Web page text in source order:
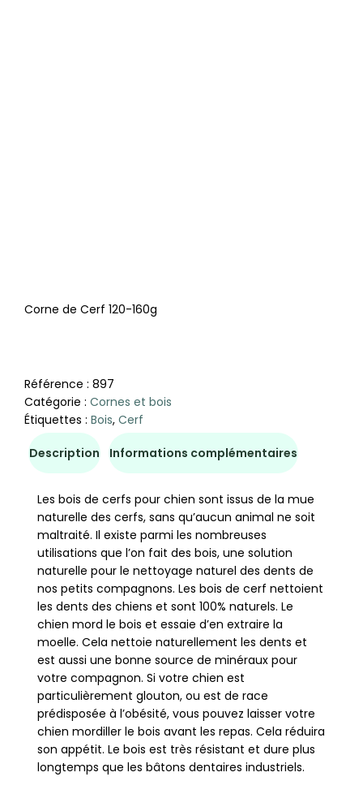
Corne de Cerf 120-160g
Référence : 897
Catégorie : Cornes et bois
Étiquettes : Bois, Cerf
Description Informations complémentaires
Les bois de cerfs pour chien sont issus de la mue
naturelle des cerfs, sans qu’aucun animal ne soit
maltraité. Il existe parmi les nombreuses
utilisations que l’on fait des bois, une solution
naturelle pour le nettoyage naturel des dents de
nos petits compagnons. Les bois de cerf nettoient
les dents des chiens et sont 100% naturels. Le
chien mord le bois et essaie d’en extraire la
moelle. Cela nettoie naturellement les dents et
est aussi une bonne source de minéraux pour
votre compagnon. Si votre chien est
particulièrement glouton, ou est de race
prédisposée à l’obésité, vous pouvez laisser votre
chien mordiller le bois avant les repas. Cela réduira
son appétit. Le bois est très résistant et dure plus
longtemps que les bâtons dentaires industriels.